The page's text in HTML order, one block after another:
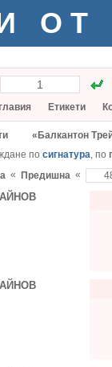
ОТ
Етикети
«Балкантон
по сигнатура, по
« Предишна «